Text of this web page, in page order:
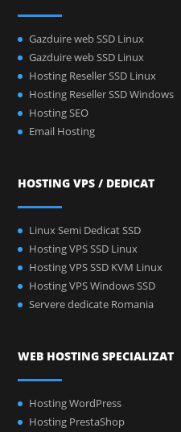
Gazduire web SSD Linux
Gazduire web SSD Linux
Hosting Reseller SSD Linux
Hosting Reseller SSD Windows
Hosting SEO
Email Hosting
HOSTING VPS / DEDICAT
Linux Semi Dedicat SSD
Hosting VPS SSD Linux
Hosting VPS SSD KVM Linux
Hosting VPS Windows SSD
Servere dedicate Romania
WEB HOSTING SPECIALIZAT
Hosting WordPress
Hosting PrestaShop